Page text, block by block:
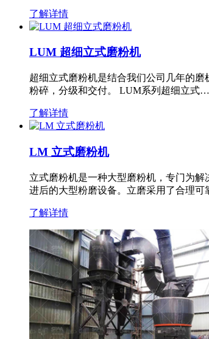
了解详情
LUM 超细立式磨粉机
超细立式磨粉机是结合我们公司几年的
粉碎，分级和交付。 LUM系列超细立式…
了解详情
LM 立式磨粉机
立式磨粉机是一种大型磨粉机，专门为
进后的大型粉磨设备。立磨采用了合理
了解详情